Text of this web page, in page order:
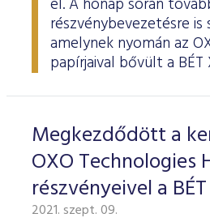
ESG Útmutató
el. A hónap során
részvénybevezetésre is
amelynek nyomán az
papírjaival bővült a BÉT
Megkezdődött a
OXO Technologies
részvényeivel a
2021. szept. 09.